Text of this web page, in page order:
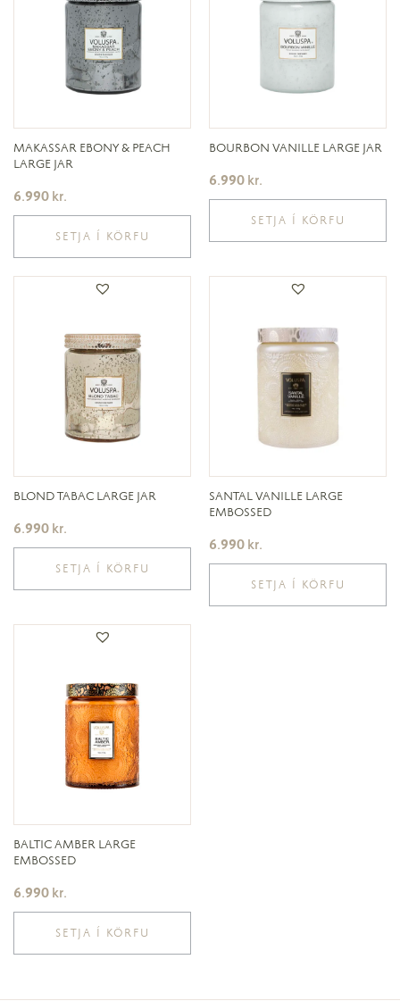
MAKASSAR EBONY & PEACH
LARGE JAR
6.990 kr.
SETJA Í KÖRFU
BOURBON VANILLE LARGE JAR
6.990 kr.
SETJA Í KÖRFU
BLOND TABAC LARGE JAR
6.990 kr.
SETJA Í KÖRFU
SANTAL VANILLE LARGE
EMBOSSED
6.990 kr.
SETJA Í KÖRFU
BALTIC AMBER LARGE
EMBOSSED
6.990 kr.
SETJA Í KÖRFU